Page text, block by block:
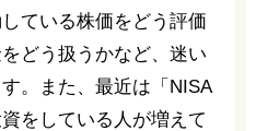
ている株価をどう評価
どう扱うかなど、迷い
。また、最近は「NISA
をしている人が増えて